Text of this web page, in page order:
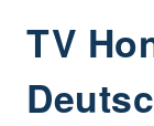
TV